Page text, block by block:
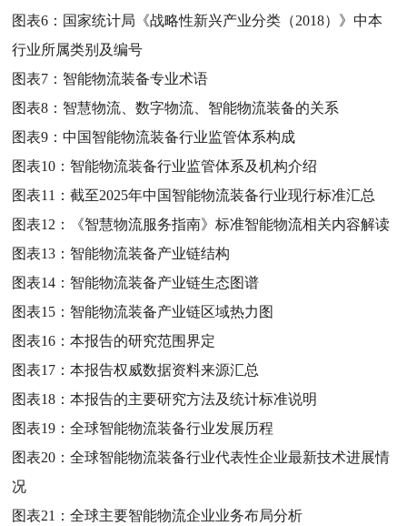
图表6： 国家统计局《战略性新兴产业分类（2018）》中本
行业所属类别及编号
图表7： 智能物流装备专业术语
图表8： 智慧物流、数字物流、智能物流装备的关系
图表9：中国智能物流装备行业监管体系构成
图表10： 智能物流装备行业监管体系及机构介绍
图表11：截至2025年中国智能物流装备行业现行标准汇总
图表12：
《智慧物流服务指南》标准智能物流相关内容解读
图表13： 智能物流装备产业链结构
图表14： 智能物流装备产业链生态图谱
图表15： 智能物流装备产业链区域热力图
图表16：本报告的研究范围界定
图表17：本报告权威数据资料来源汇总
图表18：本报告的主要研究方法及统计标准说明
图表19：全球智能物流装备行业发展历程
图表20：全球智能物流装备行业代表性企业最新技术进展情
况
图表21：全球主要智能物流企业业务布局分析